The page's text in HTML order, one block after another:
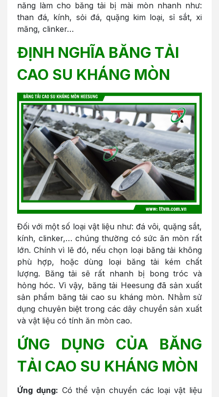
năng làm cho băng tải bị mài mòn nhanh như:
than đá, kính, sỏi đá, quặng kim loại, sỉ sắt, xi
măng, clinker…
ĐỊNH NGHĨA BĂNG TẢI
CAO SU KHÁNG MÒN
Đối với một số loại vật liệu như: đá vôi, quặng sắt,
kính, clinker,… chúng thường có sức ăn mòn rất
lớn. Chính vì lẽ đó, nếu chọn loại băng tải không
phù hợp, hoặc dùng loại băng tải kém chất
lượng. Băng tải sẽ rất nhanh bị bong tróc và
hỏng hóc. Vì vậy, băng tải Heesung đã sản xuất
sản phẩm băng tải cao su kháng mòn. Nhằm sử
dụng chuyên biệt trong các dây chuyền sản xuất
và vật liệu có tính ăn mòn cao.
ỨNG DỤNG CỦA BĂNG
TẢI CAO SU KHÁNG MÒN
Ứng dụng: Có thể vận chuyển các loại vật liệu